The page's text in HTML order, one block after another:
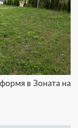
в Зоната на